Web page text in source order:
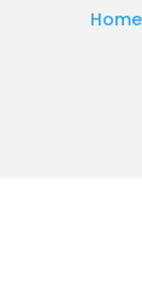
Home